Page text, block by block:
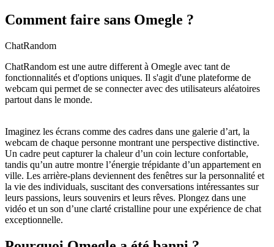
Comment faire sans Omegle ?
ChatRandom
ChatRandom est une autre different à Omegle avec tant de
fonctionnalités et d'options uniques. Il s'agit d'une plateforme de
webcam qui permet de se connecter avec des utilisateurs aléatoires
partout dans le monde.
Imaginez les écrans comme des cadres dans une galerie d’art, la
webcam de chaque personne montrant une perspective distinctive.
Un cadre peut capturer la chaleur d’un coin lecture confortable,
tandis qu’un autre montre l’énergie trépidante d’un appartement en
ville. Les arrière-plans deviennent des fenêtres sur la personnalité et
la vie des individuals, suscitant des conversations intéressantes sur
leurs passions, leurs souvenirs et leurs rêves. Plongez dans une
vidéo et un son d’une clarté cristalline pour une expérience de chat
exceptionnelle.